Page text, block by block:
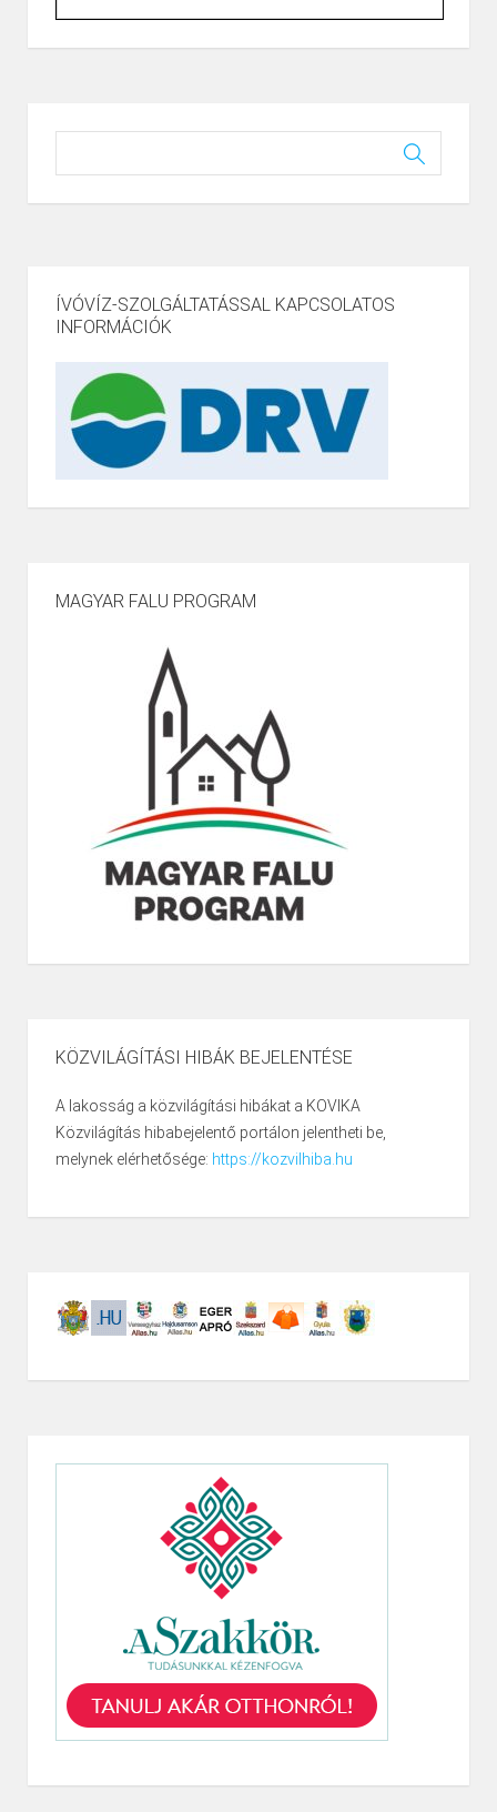
ÍVÓVÍZ-SZOLGÁLTATÁSSAL KAPCSOLATOS
INFORMÁCIÓK
MAGYAR FALU PROGRAM
KÖZVILÁGÍTÁSI HIBÁK BEJELENTÉSE
A lakosság a közvilágítási hibákat a KOVIKA
Közvilágítás hibabejelentő portálon jelentheti be,
melynek elérhetősége: https://kozvilhiba.hu